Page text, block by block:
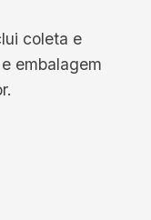
coleta e
embalagem